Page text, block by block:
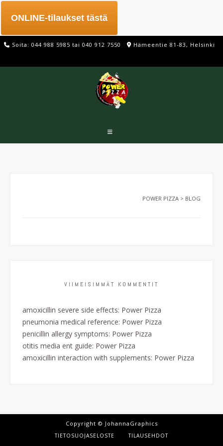
ONLINE-tilaukset tästä
Soita: 044 988 5985 tai 040 912 7550 Hämeentie 81-83, Helsinki
POWER PIZZA > BLOG
VIIMEISIMMÄT KOMMENTIT
amoxicillin severe side effects: Power Pizza
pneumonia medical reference: Power Pizza
penicillin allergy symptoms: Power Pizza
otitis media ent guide: Power Pizza
amoxicillin interaction with supplements: Power Pizza
Copyright © JohannaGraphics
TIETOSUOJASELOSTE TILAUSEHDOT